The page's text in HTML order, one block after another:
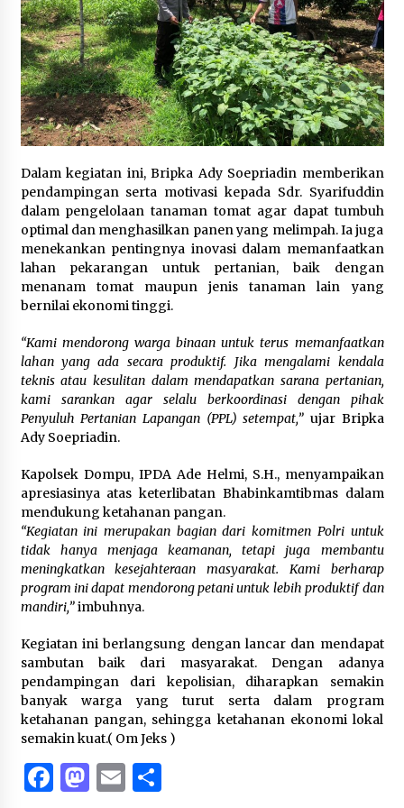
4 minggu ago
SATRESNARKOBA POLRES DOMPU AMANKAN
TERDUGA PELAKU NARKOTIKA DI KECAMATAN
KEMPO, BELASAN PAKET DIDUGA SABU DISITA
1 bulan ago
Dalam kegiatan ini, Bripka Ady Soepriadin memberikan
pendampingan serta motivasi kepada Sdr. Syarifuddin
dalam pengelolaan tanaman tomat agar dapat tumbuh
optimal dan menghasilkan panen yang melimpah. Ia juga
menekankan pentingnya inovasi dalam memanfaatkan
lahan pekarangan untuk pertanian, baik dengan
menanam tomat maupun jenis tanaman lain yang
bernilai ekonomi tinggi.
“Kami mendorong warga binaan untuk terus memanfaatkan
lahan yang ada secara produktif. Jika mengalami kendala
teknis atau kesulitan dalam mendapatkan sarana pertanian,
kami sarankan agar selalu berkoordinasi dengan pihak
Penyuluh Pertanian Lapangan (PPL) setempat,” ujar Bripka
Ady Soepriadin.
Kapolsek Dompu, IPDA Ade Helmi, S.H., menyampaikan
apresiasinya atas keterlibatan Bhabinkamtibmas dalam
mendukung ketahanan pangan.
“Kegiatan ini merupakan bagian dari komitmen Polri untuk
tidak hanya menjaga keamanan, tetapi juga membantu
meningkatkan kesejahteraan masyarakat. Kami berharap
program ini dapat mendorong petani untuk lebih produktif dan
mandiri,”imbuhnya.
Kegiatan ini berlangsung dengan lancar dan mendapat
sambutan baik dari masyarakat. Dengan adanya
pendampingan dari kepolisian, diharapkan semakin
banyak warga yang turut serta dalam program
ketahanan pangan, sehingga ketahanan ekonomi lokal
semakin kuat.( Om Jeks )
Facebook
Mastodon
EmailShare